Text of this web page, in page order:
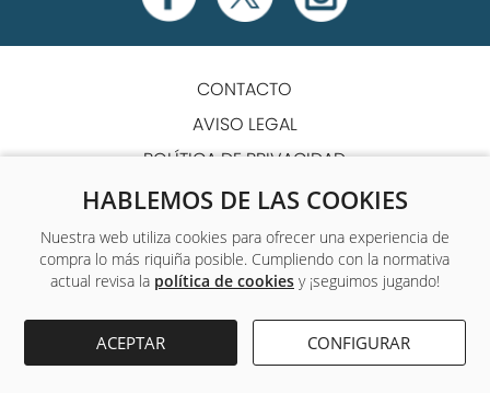
HABLEMOS DE LAS COOKIES
Nuestra web utiliza cookies para ofrecer una experiencia de
compra lo más riquiña posible. Cumpliendo con la normativa
actual revisa la política de cookiesy ¡seguimos jugando!
ACEPTAR CONFIGURAR
CONTACTO
AVISO LEGAL
POLÍTICA DE PRIVACIDAD
POLÍTICA DE COOKIES
TÉRMINOS Y CONDICIONES
ACCESIBILIDAD
Único centro de formación y empleo que ofrece a sus
alumnos formación complementaria gratuita.